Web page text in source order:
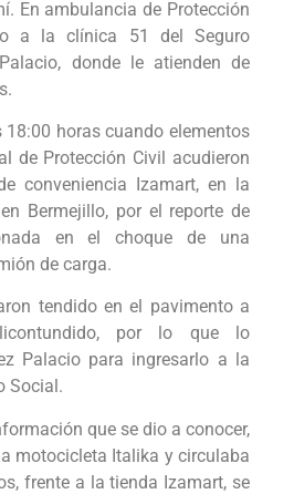
En ambulancia de Protección
a la clínica 51 del Seguro
donde le atienden de
18:00 horas cuando elementos
de Protección Civil acudieron
conveniencia Izamart, en la
Bermejillo, por el reporte de
en el choque de una
de carga.
tendido en el pavimento a
por lo que lo
Palacio para ingresarlo a la
Social.
que se dio a conocer,
motocicleta Italika y circulaba
frente a la tienda Izamart, se